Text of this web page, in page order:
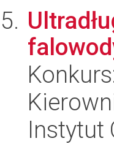
Instytut